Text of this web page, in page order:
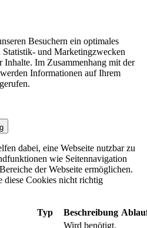
Besuchern ein optimales
und Marketingzwecken
Im Zusammenhang mit der
Informationen auf Ihrem
dabei, eine Webseite nutzbar zu
wie Seitennavigation
der Webseite ermöglichen.
diese Cookies nicht richtig
Typ Beschreibung
Wird benötigt,